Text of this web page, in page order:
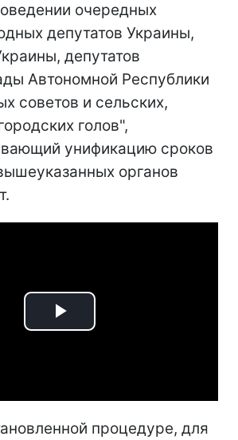
очередных
депутатов Украины,
депутатов
Автономной Республики
советов и сельских,
голов",
унификацию сроков
органов
Play
процедуре, для